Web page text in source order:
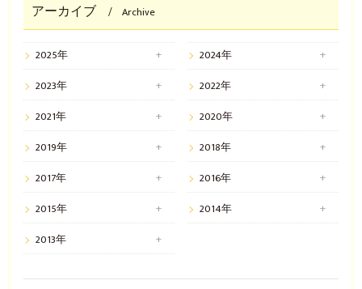
アーカイブ Archive
2025年
2024年
2023年
2022年
2021年
2020年
2019年
2018年
2017年
2016年
2015年
2014年
2013年